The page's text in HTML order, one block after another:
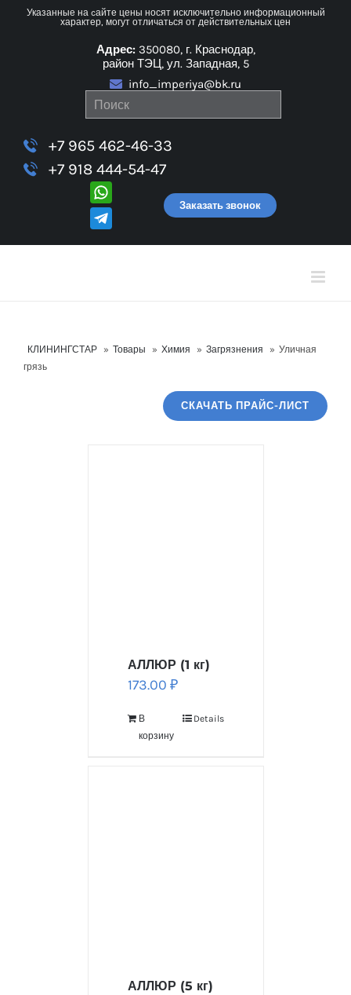
Указанные на cайте цены носят исключительно информационный
характер, могут отличаться от действительных цен
Адрес:350080, г. Краснодар,
район ТЭЦ, ул. Западная, 5
info_imperiya@bk.ru
+7 965 462-46-33
+7 918 444-54-47
Заказать звонок
КЛИНИНГСТАР » Товары » Химия » Загрязнения » Уличная
грязь
СКАЧАТЬ ПРАЙС-ЛИСТ
АЛЛЮР (1 кг)
173.00 ₽
В
корзину
Details
АЛЛЮР (5 кг)